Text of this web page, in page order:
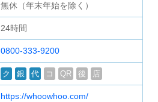
無休（年末年始を除く）
24時間
0800-333-9200
ク 銀 代 コ QR 後 店
https://whoowhoo.com/